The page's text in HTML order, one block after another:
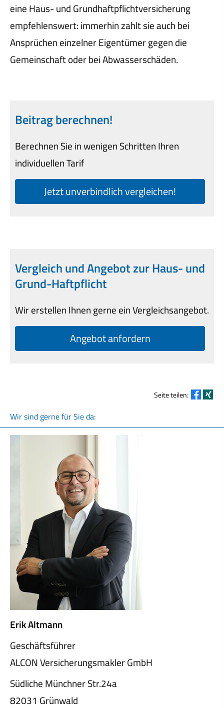
eine Haus- und Grundhaftpflichtversicherung
empfehlenswert: immerhin zahlt sie auch bei
Ansprüchen einzelner Eigentümer gegen die
Gemeinschaft oder bei Abwasserschäden.
Beitrag berechnen!
Berechnen Sie in wenigen Schritten Ihren
individuellen Tarif
Jetzt unverbindlich ver­gleichen!
Vergleich und Angebot zur Haus- und
Grund-Haft­pflicht
Wir erstellen Ihnen gerne ein Vergleichsangebot.
An­ge­bot an­for­dern
Seite teilen:
Wir sind gerne für Sie da:
Erik Altmann
Geschäftsführer
ALCON Ver­sicherungs­makler GmbH
Südliche Münchner Str.24a
82031 Grünwald